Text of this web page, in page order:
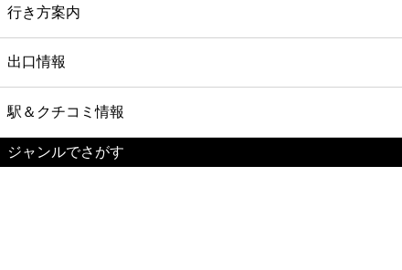
行き方案内
出口情報
駅＆クチコミ情報
ジャンルでさがす